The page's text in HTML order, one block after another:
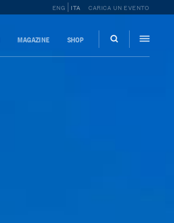
ENG ITA CARICA UN EVENTO
MAGAZINE SHOP